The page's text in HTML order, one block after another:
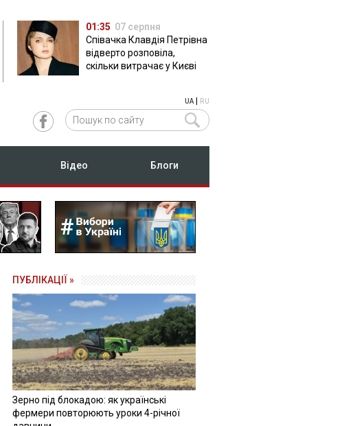
01:35 07 серпня
Співачка Клавдія Петрівна
відверто розповіла,
скільки витрачає у Києві
UA| RU
Відео Блоги
ПУБЛІКАЦІЇ »
Зерно під блокадою: як українські
фермери повторюють уроки 4-річної